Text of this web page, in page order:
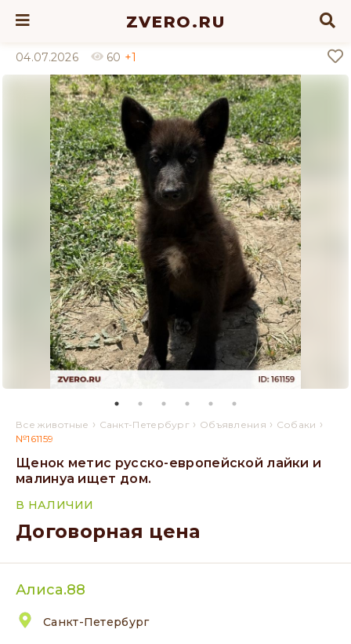
ZVERO.RU
04.07.2026 60 +1
Все животные › Санкт-Петербург › Объявления › Собаки ›
№161159
Щенок метис русско-европейской лайки и
малинуа ищет дом.
В НАЛИЧИИ
Договорная цена
Алиса.88
Санкт-Петербург